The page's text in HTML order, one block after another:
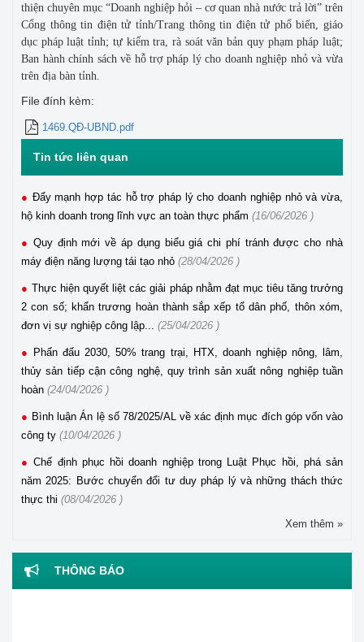
thiện chuyên mục “Doanh nghiệp hỏi – cơ quan nhà nước trả lời” trên
Cổng thông tin điện tử tỉnh/Trang thông tin điện tử phổ biến, giáo
dục pháp luật tỉnh; tự kiểm tra, rà soát văn bản quy phạm pháp luật;
Ban hành chính sách về hỗ trợ pháp lý cho doanh nghiệp nhỏ và vừa
trên địa bàn tỉnh.
File đính kèm:
1469.QĐ-UBND.pdf
Tin tức liên quan
Đẩy mạnh hợp tác hỗ trợ pháp lý cho doanh nghiệp nhỏ và vừa,
hộ kinh doanh trong lĩnh vực an toàn thực phẩm (16/06/2026 )
Quy định mới về áp dụng biểu giá chi phí tránh được cho nhà
máy điện năng lượng tái tạo nhỏ (28/04/2026 )
Thực hiện quyết liệt các giải pháp nhằm đạt mục tiêu tăng trưởng
2 con số; khẩn trương hoàn thành sắp xếp tổ dân phố, thôn xóm,
đơn vị sự nghiệp công lập...
(25/04/2026 )
Phấn đấu 2030, 50% trang trại, HTX, doanh nghiệp nông, lâm,
thủy sản tiếp cận công nghệ, quy trình sản xuất nông nghiệp tuần
hoàn (24/04/2026 )
Bình luận Án lệ số 78/2025/AL về xác định mục đích góp vốn vào
công ty (10/04/2026 )
Chế định phục hồi doanh nghiệp trong Luật Phục hồi, phá sản
năm 2025: Bước chuyển đổi tư duy pháp lý và những thách thức
thực thi (08/04/2026 )
Xem thêm »
THÔNG BÁO